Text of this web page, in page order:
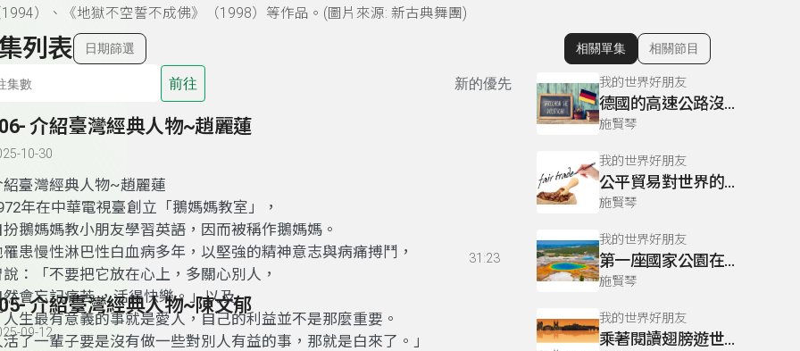
）、《地獄不空誓不成佛》（1998）等作品。(圖片來源: 新古典舞團)
列表 日期篩選
前往 新的優先
介紹臺灣經典人物~趙麗蓮
10-30
紹臺灣經典人物~趙麗蓮
年在中華電視臺創立「鵝媽媽教室」，
扮鵝媽媽教小朋友學習英語，因而被稱作鵝媽媽。
罹患慢性淋巴性白血病多年，以堅強的精神意志與病痛搏鬥，
說：「不要把它放在心上，多關心別人，
然會忘記痛苦 ，活得快樂。」以及
人生最有意義的事就是愛人，自己的利益並不是那麼重要。
活了一輩子要是沒有做一些對別人有益的事，那就是白來了。」
31:23
介紹臺灣經典人物~陳文郁
09-12
顯示相關單集
相關單集 相關節目
我的世界好朋友
德國的高速公路沒有速限？
施賢琴
我的世界好朋友
公平貿易對世界的影響
施賢琴
我的世界好朋友
第一座國家公園在那裡？
施賢琴
我的世界好朋友
乘著閱讀翅膀遊世界～長坑國小（上）